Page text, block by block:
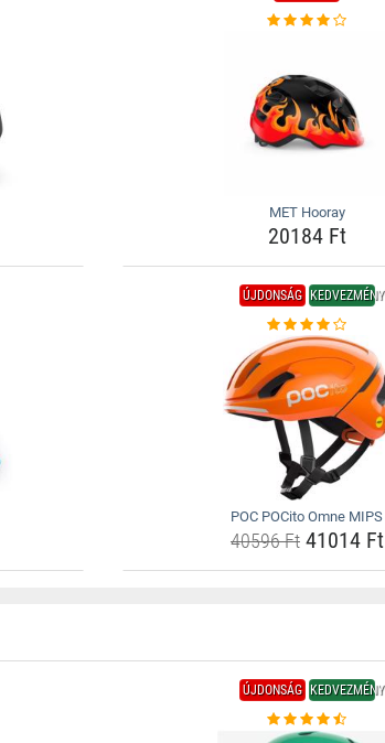
MET Hooray
20184 Ft
ÚJDONSÁG KEDVEZMÉNY
POC POCito Omne MIPS
40596 Ft41014 Ft
ÚJDONSÁG KEDVEZMÉNY